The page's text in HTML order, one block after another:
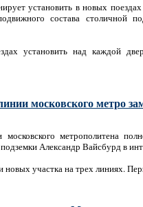
установить в новых
состава столичной
установить над каждой
московского метро
метрополитена
Александр Вайсбурд в
участка на трех линиях.